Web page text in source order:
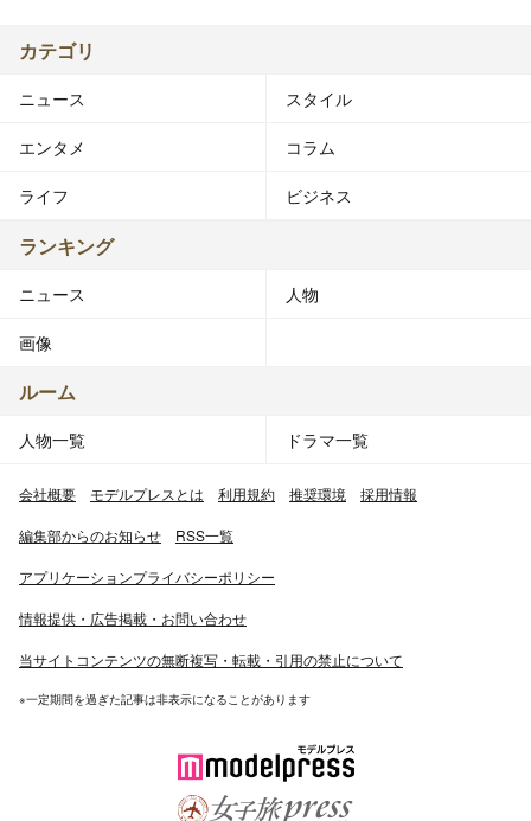
カテゴリ
ニュース スタイル
エンタメ コラム
ライフ ビジネス
ランキング
ニュース 人物
画像
ルーム
人物一覧 ドラマ一覧
会社概要 モデルプレスとは 利用規約 推奨環境 採用情報
編集部からのお知らせ RSS一覧
アプリケーションプライバシーポリシー
情報提供・広告掲載・お問い合わせ
当サイトコンテンツの無断複写・転載・引用の禁止について
※一定期間を過ぎた記事は非表示になることがあります